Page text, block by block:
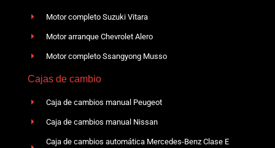
Motor completo Suzuki Vitara
Motor arranque Chevrolet Alero
Motor completo Ssangyong Musso
Cajas de cambio
Caja de cambios manual Peugeot
Caja de cambios manual Nissan
Caja de cambios automática Mercedes-Benz Clase E